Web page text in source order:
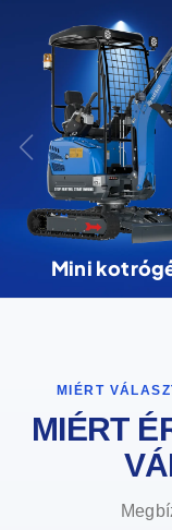
Mini
MIÉRT
MIÉRT